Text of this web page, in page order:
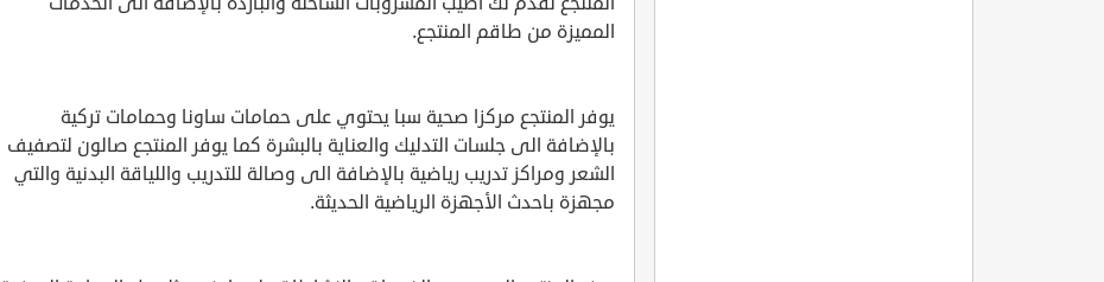
المميزة من طاقم المنتجع.
يوفر المنتجع مركزا صحية سبا يحتوي على حمامات ساونا وحمامات تركية
بالإضافة الى جلسات التدليك والعناية بالبشرة كما يوفر المنتجع صالون لتصفيف
الشعر ومراكز تدريب رياضية بالإضافة الى وصالة للتدريب واللياقة البدنية والتي
مجهزة باحدث الأجهزة الرياضية الحديثة.